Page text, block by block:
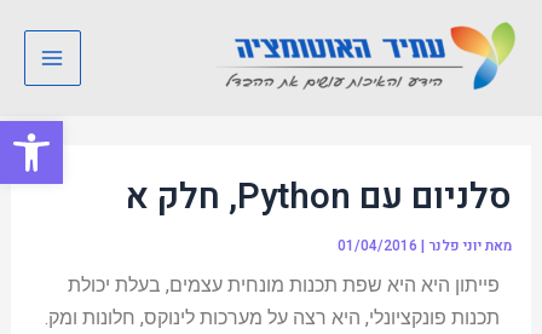
פתח
דילוג
לתוכן
Main
סלניום עם Python, חלק א
מאתיוני פלנר|
01/04/2016
פייתון היא היא שפת תכנות מונחית עצמים, בעלת יכולת
תכנות פונקציונלי, היא רצה על מערכות לינוקס, חלונות ומק.
Post
navigation